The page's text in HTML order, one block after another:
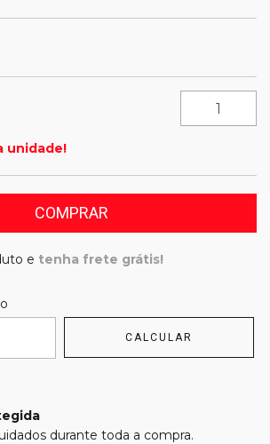
unidade!
e tenha frete grátis!
CALCULAR
durante toda a compra.